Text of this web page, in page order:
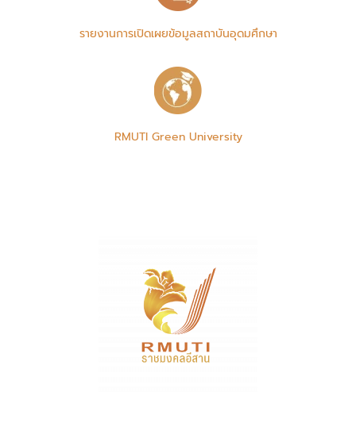
รายงานการเปิดเผยข้อมูลสถาบันอุดมศึกษา
RMUTI Green University